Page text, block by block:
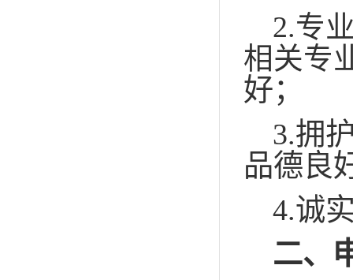
2.专
相关专
好；
3.拥
品德良
4.诚
二、